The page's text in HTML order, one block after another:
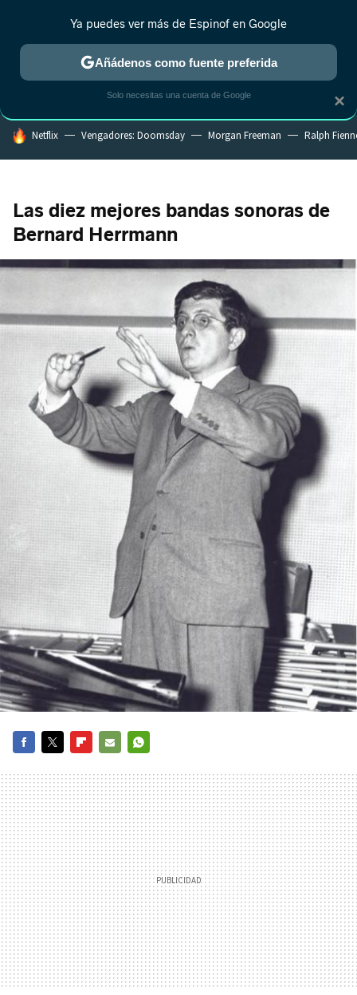
ESTRENOS REALITY ANIME RANKINGS CINE
HOY SE HABLA DE
Netflix Vengadores: Doomsday Morgan Freeman Ralph
Las diez mejores bandas sonoras de
Bernard Herrmann
MAIL
×
Ya puedes ver más de Espinof en Google
Añádenos como fuente preferida
Solo necesitas una cuenta de Google